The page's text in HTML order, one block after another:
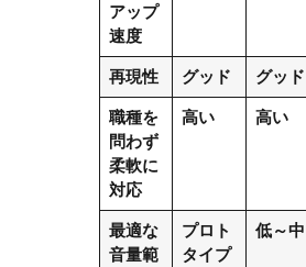
アップ
速度
再現性 グッド グッド
職種を
問わず
柔軟に
対応
高い 高い
最適な
音量範
プロト
タイプ
低～中